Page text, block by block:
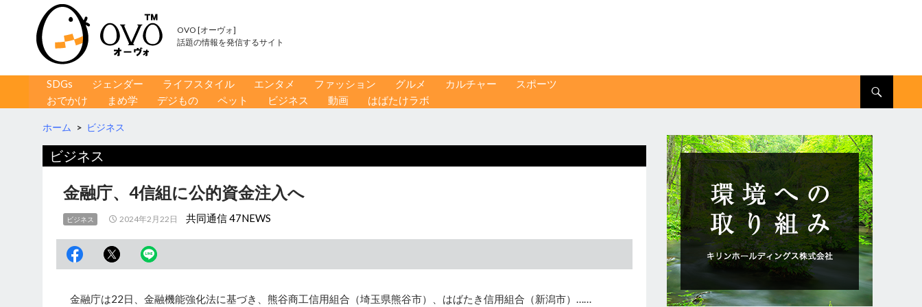
OVO [オーヴォ]
話題の情報を発信するサイト
コンテンツへ移動
SDGs ジェンダー ライフスタイル エンタメ ファッション グルメ カルチャー
スポーツ
おでかけ
まめ学 デジもの ペット ビジネス 動画 はばたけラボ
ホーム > ビジネス
ビジネス
金融庁、4信組に公的資金注入へ
ビジネス 2024年2月22日 共同通信 47NEWS
金融庁は22日、金融機能強化法に基づき、熊谷商工信用組合（埼玉県熊谷市）、はばたき信用組合（新潟市）……